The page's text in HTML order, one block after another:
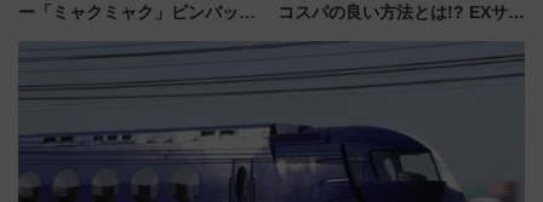
ー「ミャクミャク」ピンバッジ
中旬発売
コスパの良い方法とは!? EXサー
パス」の購入方法と紙版・デジ
タル版の違いを解説